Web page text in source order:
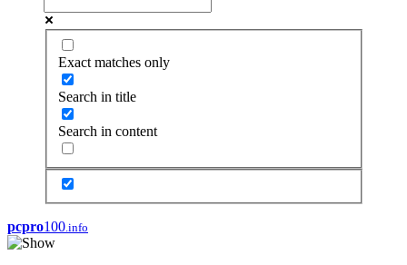
Exact matches only
Search in title
Search in content
pcpro100.info